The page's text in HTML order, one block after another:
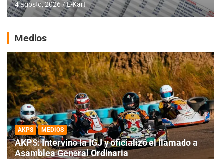
4 agosto, 2026 E-Kart
Medios
AKPS MEDIOS
AKPS: Intervino la IGJ y oficializó el llamado a
Asamblea General Ordinaria